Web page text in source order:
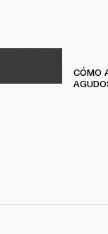
CÓMO